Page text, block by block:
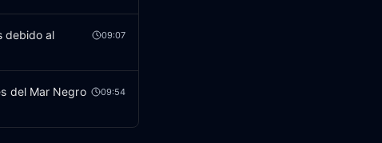
debido al
09:07
del Mar Negro
09:54